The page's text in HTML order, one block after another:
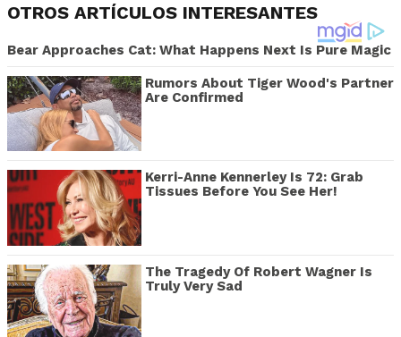
OTROS ARTÍCULOS INTERESANTES
Bear Approaches Cat: What Happens Next Is Pure Magic
Rumors About Tiger Wood's Partner
Are Confirmed
Kerri-Anne Kennerley Is 72: Grab
Tissues Before You See Her!
The Tragedy Of Robert Wagner Is
Truly Very Sad